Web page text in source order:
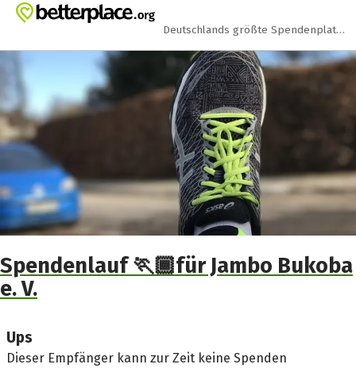
Zum Hauptinhalt springen
Erklärung zur Barrierefreiheit anzeigen
Deutschlands größte Spendenplattform
Spendenlauf 🏃🏾für Jambo Bukoba
e. V.
Ups
Dieser Empfänger kann zur Zeit keine Spenden